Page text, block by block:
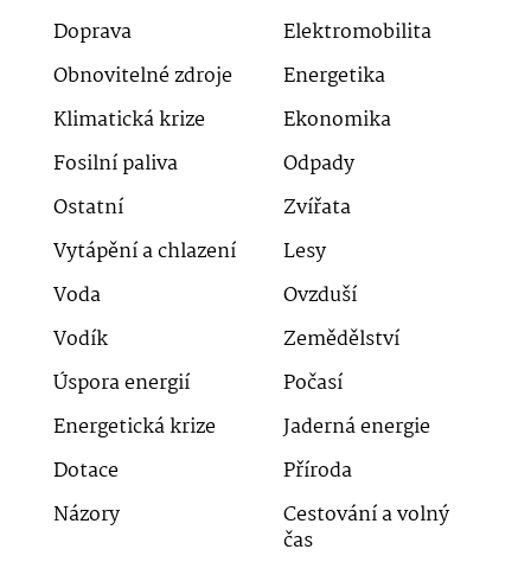
Doprava
Elektromobilita
Obnovitelné zdroje
Energetika
Klimatická krize
Ekonomika
Fosilní paliva
Odpady
Ostatní
Zvířata
Vytápění a chlazení
Lesy
Voda
Ovzduší
Vodík
Zemědělství
Úspora energií
Počasí
Energetická krize
Jaderná energie
Dotace
Příroda
Názory
Cestování a volný
čas